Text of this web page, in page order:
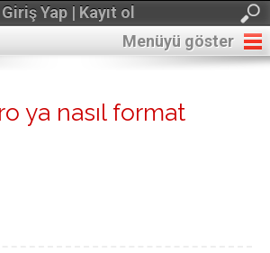
Giriş Yap | Kayıt ol
Menüyü göster
ya nasıl format